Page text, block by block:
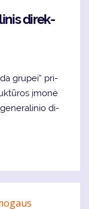
di­rek­
gru­pei“ pri­
įmo­nė
ge­ne­ra­li­nio di­